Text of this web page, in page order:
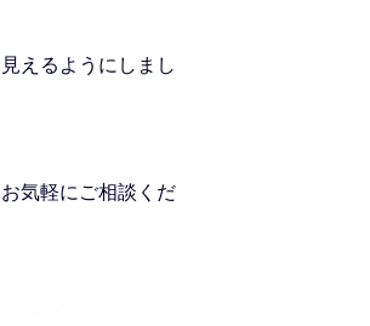
えるようにしまし
気軽にご相談くだ